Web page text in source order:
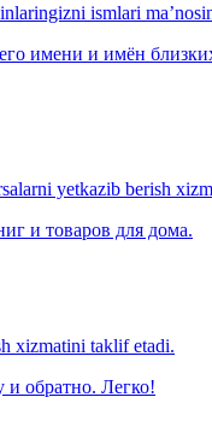
ismlari
имени и имён
yetkazib berish
и товаров для дома.
xizmatini taklif etadi.
обратно. Легко!